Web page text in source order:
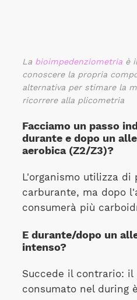
La bioimpedenziometriaè il
conoscere la propria
alternativa per stimare la
ricorrere alla plicometria
Facciamo un passo
durante e dopo un
aerobica (Z2/Z3)?
L'organismo utilizza di
carburante, ma dopo
consumerà più
E durante/dopo un
intenso?
Succede il contrario:
consumato nel during